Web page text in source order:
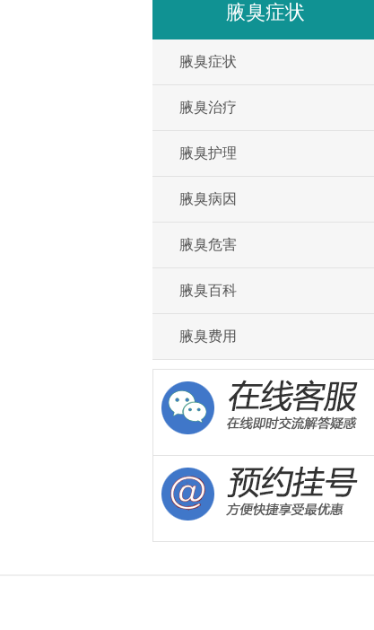
腋臭症状
腋臭症状
腋臭治疗
腋臭护理
腋臭病因
腋臭危害
腋臭百科
腋臭费用